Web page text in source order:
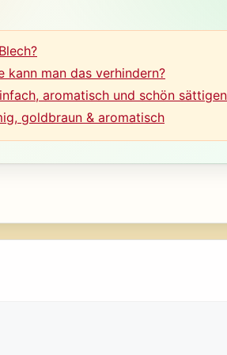
kann man das verhindern?
aromatisch und schön
goldbraun & aromatisch